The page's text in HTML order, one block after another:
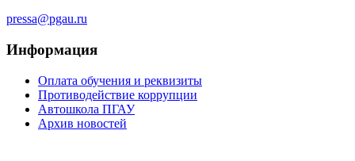
pressa@pgau.ru
Информация
Оплата обучения и реквизиты
Противодействие коррупции
Автошкола ПГАУ
Архив новостей